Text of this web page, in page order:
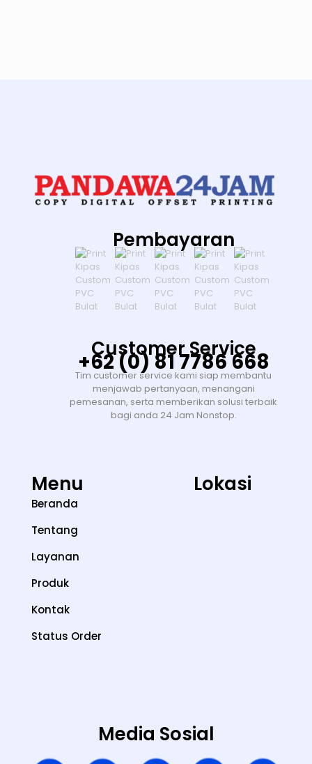
Pembayaran
Customer Service
+62 (0) 81 7786 668
Tim customer service kami siap membantu
menjawab pertanyaan, menangani
pemesanan, serta memberikan solusi terbaik
bagi anda 24 Jam Nonstop.
Menu
Beranda
Tentang
Layanan
Produk
Kontak
Status Order
Lokasi
Media Sosial